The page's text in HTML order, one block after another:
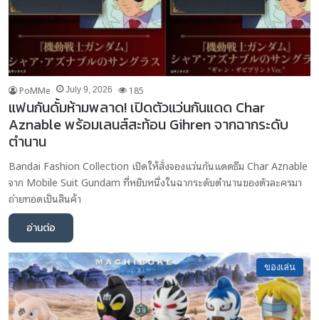
PoMMe July 9, 2026 185
แฟนกันดั้มห้ามพลาด! เปิดตัวแว่นกันแดด Char
Aznable พร้อมเลนส์สะท้อน Gihren จากฉากระดับ
ตำนาน
Bandai Fashion Collection เปิดให้สั่งจองแว่นกันแดดธีม Char Aznable
จาก Mobile Suit Gundam ที่หยิบหนึ่งในฉากระดับตำนานของตัวละครมา
ถ่ายทอดเป็นสินค้า
อ่านต่อ
ของเล่น